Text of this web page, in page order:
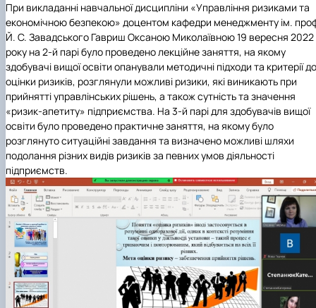
При викладанні навчальної дисципліни «Управління ризиками та
економічною безпекою» доцентом кафедри менеджменту ім.
Й. С. Завадського Гавриш Оксаною Миколаївною 19 вересня 2022
року на 2-й парі було проведено лекційне заняття, на якому
здобувачі вищої освіти опанували методичні підходи та критерії до
оцінки ризиків, розглянули можливі ризики, які виникають при
прийнятті управлінських рішень, а також сутність та значення
«ризик-апетиту» підприємства. На 3-й парі для здобувачів вищої
освіти було проведено практичне заняття, на якому було
розглянуто ситуаційні завдання та визначено можливі шляхи
подолання різних видів ризиків за певних умов діяльності
підприємств.